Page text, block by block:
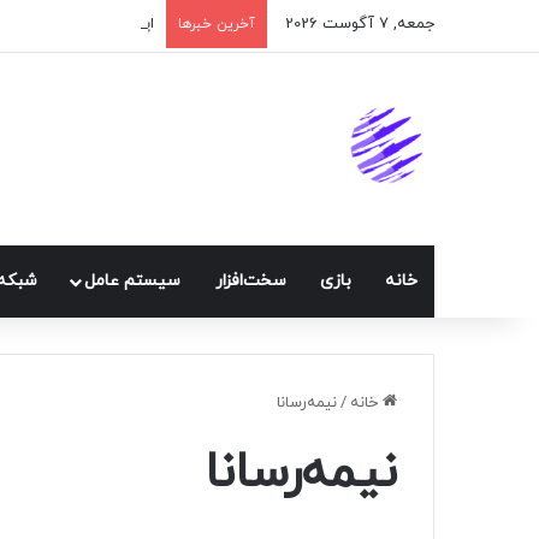
جمعه, 7 آگوست 2026 آخرین خبرها اپلیکیشن پیام‌رسان
خانه بازی سخت‌افزار سيستم عامل
خانه /نیمه‌رسانا
نیمه‌رسانا